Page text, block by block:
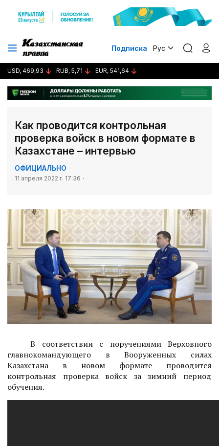
Подписка Рус
USD, 469,93 RUB, 5,71 EUR, 541,64
Как проводится контрольная
проверка войск в новом формате в
Казахстане – интервью
ОФИЦИАЛЬНО
11 апреля 2022 г. 17:36
В соответствии с поручениями Верховного
главнокомандующего в Вооруженных силах
Казахстана в новом формате проводится
контрольная проверка войск за зимний период
обучения.